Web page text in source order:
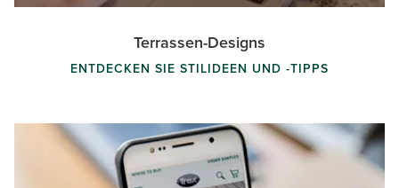
Terrassen-Designs
ENTDECKEN SIE STILIDEEN UND -TIPPS